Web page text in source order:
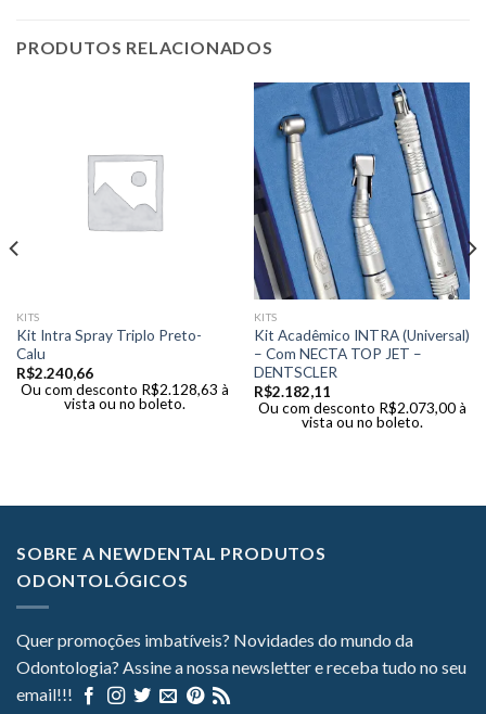
PRODUTOS RELACIONADOS
KITS
Kit Intra Spray Triplo Preto-
Calu
R$2.240,66
Ou com desconto R$2.128,63 à
vista ou no boleto.
KITS
Kit Acadêmico INTRA (Universal)
– Com NECTA TOP JET –
DENTSCLER
R$2.182,11
Ou com desconto R$2.073,00 à
vista ou no boleto.
SOBRE A NEWDENTAL PRODUTOS
ODONTOLÓGICOS
Quer promoções imbatíveis? Novidades do mundo da
Odontologia? Assine a nossa newsletter e receba tudo no seu
email!!!